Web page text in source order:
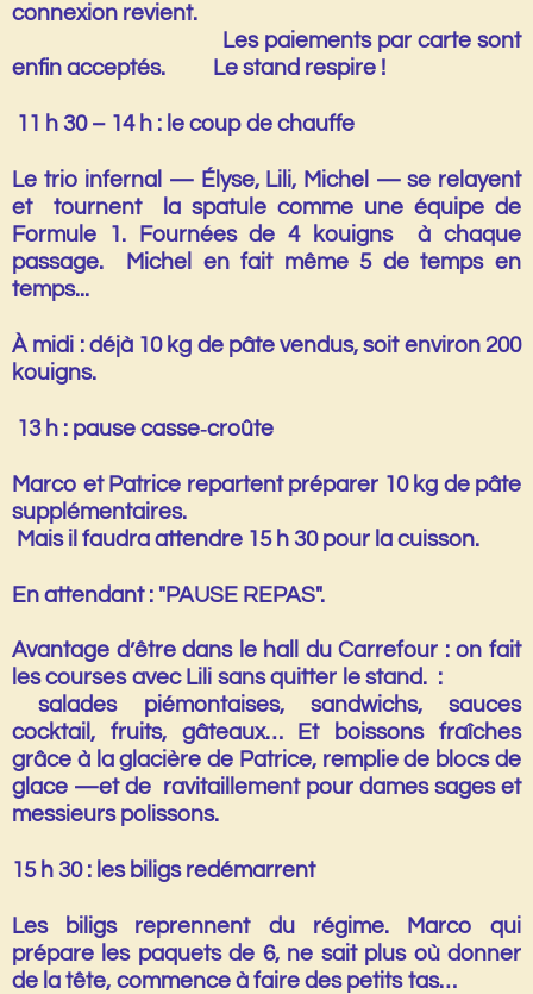
connexion revient.
Les paiements par carte sont
enfin acceptés. Le stand respire !
11 h 30 – 14 h : le coup de chauffe
Le trio infernal — Élyse, Lili, Michel — se relayent
et tournent la spatule comme une équipe de
Formule 1. Fournées de 4 kouigns à chaque
passage. Michel en fait même 5 de temps en
temps...
À midi : déjà 10 kg de pâte vendus, soit environ 200
kouigns.
13 h : pause casse‑croûte
Marco et Patrice repartent préparer 10 kg de pâte
supplémentaires.
Mais il faudra attendre 15 h 30pour la cuisson.
En attendant : "PAUSE REPAS".
Avantage d’être dans le hall du Carrefour : on fait
les courses avec Lili sans quitter le stand. :
salades piémontaises, sandwichs, sauces
cocktail, fruits, gâteaux… Et boissons fraîches
grâce à la glacière de Patrice, remplie de blocs de
glace —et de ravitaillement pour dames sageset
messieurs polissons.
15 h 30 : les biligs redémarrent
Les biligs reprennent du régime. Marco qui
prépare les paquets de 6, ne sait plus où donner
de la tête, commence à faire des petits tas…